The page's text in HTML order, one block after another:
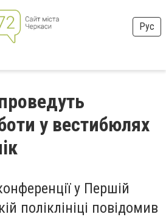
Рус
у вестибюлях
у Першій
поліклініці повідомив